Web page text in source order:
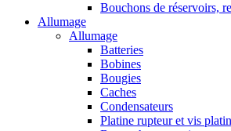
Bouchons de réservoirs,
Allumage
Allumage
Batteries
Bobines
Bougies
Caches
Condensateurs
Platine rupteur et vis